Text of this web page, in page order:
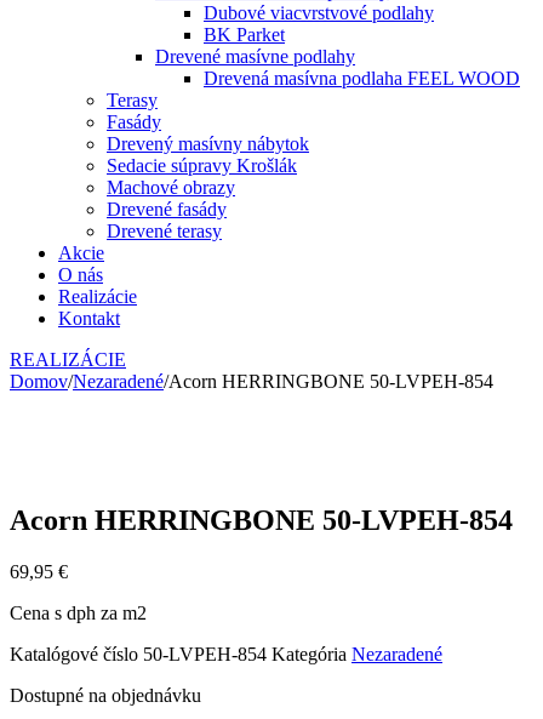
Dubové viacvrstvové podlahy
BK Parket
Drevené masívne podlahy
Drevená masívna podlaha FEEL WOOD
Terasy
Fasády
Drevený masívny nábytok
Sedacie súpravy Krošlák
Machové obrazy
Drevené fasády
Drevené terasy
Akcie
O nás
Realizácie
Kontakt
REALIZÁCIE
Domov/Nezaradené/Acorn HERRINGBONE 50-LVPEH-854
Acorn HERRINGBONE 50-LVPEH-854
69,95 €
Cena s dph za m2
Katalógové číslo 50-LVPEH-854 Kategória Nezaradené
Dostupné na objednávku